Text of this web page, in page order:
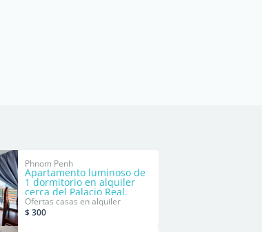
Phnom Penh
Apartamento luminoso de
1 dormitorio en alquiler
cerca del Palacio Real.
Ofertas casas en alquiler
$ 300